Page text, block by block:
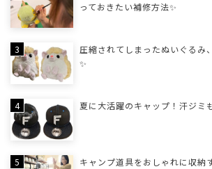
っておきたい補修方法✨
圧縮されてしまったぬいぐるみ
✨
夏に大活躍のキャップ！汗ジミ
キャンプ道具をおしゃれに収納